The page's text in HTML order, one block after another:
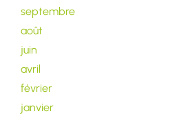
septembre
août
juin
avril
février
janvier